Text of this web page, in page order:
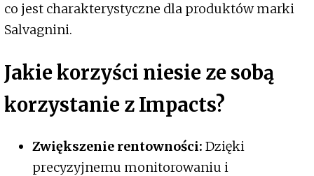
co jest charakterystyczne dla produktów marki
Salvagnini.
Jakie korzyści niesie ze sobą
korzystanie z Impacts?
Zwiększenie rentowności: Dzięki
precyzyjnemu monitorowaniu i